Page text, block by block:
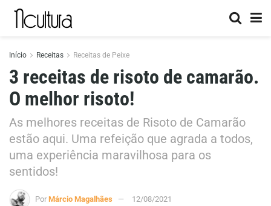
Início Receitas Receitas de Peixe
3 receitas de risoto de camarão.
O melhor risoto!
As melhores receitas de Risoto de Camarão
estão aqui. Uma refeição que agrada a todos,
uma experiência maravilhosa para os
sentidos!
Por Márcio Magalhães 12/08/2021